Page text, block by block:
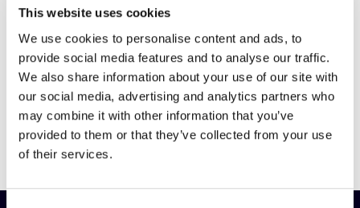
This website uses cookies
We use cookies to personalise content and ads, to
provide social media features and to analyse our traffic.
We also share information about your use of our site with
our social media, advertising and analytics partners who
may combine it with other information that you’ve
provided to them or that they’ve collected from your use
of their services.
PreviousNext